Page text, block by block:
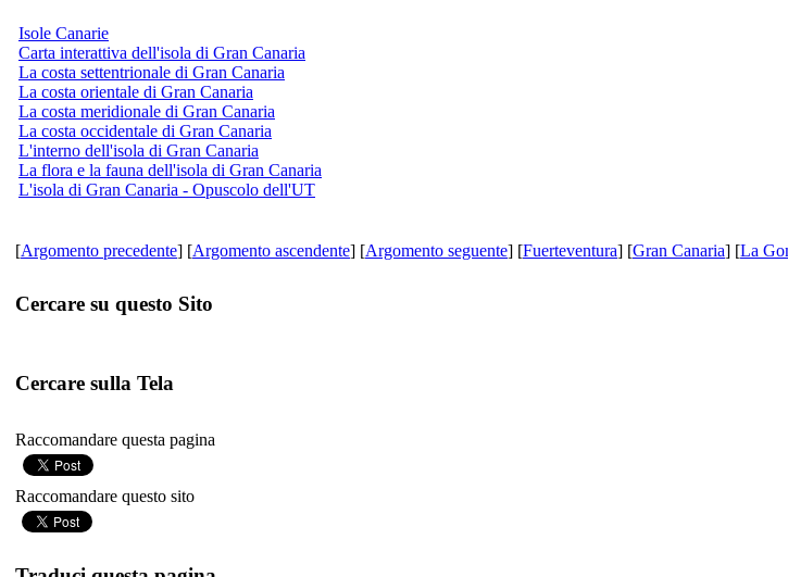
Isole Canarie
Carta interattiva dell'isola di Gran Canaria
La costa settentrionale di Gran Canaria
La costa orientale di Gran Canaria
La costa meridionale di Gran Canaria
La costa occidentale di Gran Canaria
L'interno dell'isola di Gran Canaria
La flora e la fauna dell'isola di Gran Canaria
L'isola di Gran Canaria - Opuscolo dell'UT
[Argomento precedente] [Argomento ascendente] [Argomento seguente] [Fuerteventura] [Gran Canaria] [La
Cercare su questo Sito
Cercare sulla Tela
Raccomandare questa pagina
Raccomandare questo sito